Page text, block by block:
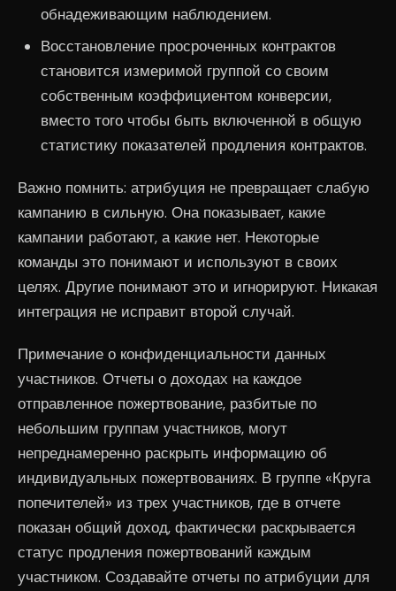
обнадеживающим наблюдением.
Восстановление просроченных контрактов
становится измеримой группой со своим
собственным коэффициентом конверсии,
вместо того чтобы быть включенной в общую
статистику показателей продления контрактов.
Важно помнить: атрибуция не превращает слабую
кампанию в сильную. Она показывает, какие
кампании работают, а какие нет. Некоторые
команды это понимают и используют в своих
целях. Другие понимают это и игнорируют. Никакая
интеграция не исправит второй случай.
Примечание о конфиденциальности данных
участников. Отчеты о доходах на каждое
отправленное пожертвование, разбитые по
небольшим группам участников, могут
непреднамеренно раскрыть информацию об
индивидуальных пожертвованиях. В группе «Круга
попечителей» из трех участников, где в отчете
показан общий доход, фактически раскрывается
статус продления пожертвований каждым
участником. Создавайте отчеты по атрибуции для